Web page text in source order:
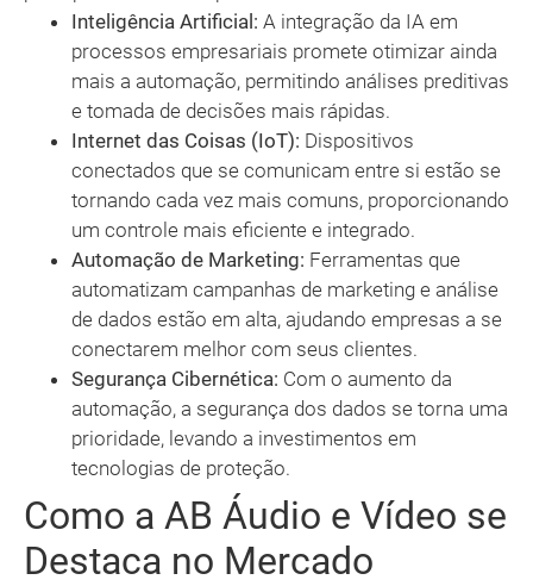
Inteligência Artificial: A integração da IA em
processos empresariais promete otimizar ainda
mais a automação, permitindo análises preditivas
e tomada de decisões mais rápidas.
Internet das Coisas (IoT): Dispositivos
conectados que se comunicam entre si estão se
tornando cada vez mais comuns, proporcionando
um controle mais eficiente e integrado.
Automação de Marketing: Ferramentas que
automatizam campanhas de marketing e análise
de dados estão em alta, ajudando empresas a se
conectarem melhor com seus clientes.
Segurança Cibernética: Com o aumento da
automação, a segurança dos dados se torna uma
prioridade, levando a investimentos em
tecnologias de proteção.
Como a AB Áudio e Vídeo se
Destaca no Mercado